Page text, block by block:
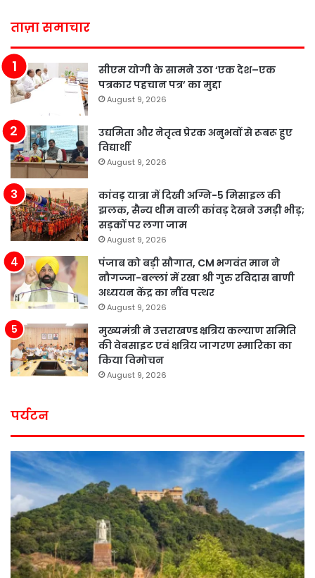
ताज़ा समाचार
सीएम योगी के सामने उठा ‘एक देश–एक
पत्रकार पहचान पत्र’ का मुद्दा
August 9, 2026
उद्यमिता और नेतृत्व प्रेरक अनुभवों से रूबरू हुए
विद्यार्थी
August 9, 2026
कांवड़ यात्रा में दिखी अग्नि-5 मिसाइल की
झलक, सैन्य थीम वाली कांवड़ देखने उमड़ी भीड़;
सड़कों पर लगा जाम
August 9, 2026
पंजाब को बड़ी सौगात, CM भगवंत मान ने
नौगज्जा-बल्लां में रखा श्री गुरु रविदास बाणी
अध्ययन केंद्र का नींव पत्थर
August 9, 2026
मुख्यमंत्री ने उत्तराखण्ड क्षत्रिय कल्याण समिति
की वेबसाइट एवं क्षत्रिय जागरण स्मारिका का
किया विमोचन
August 9, 2026
पर्यटन